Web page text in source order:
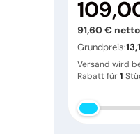
91,60 € netto
Grundpreis:
Versand wird
Rabatt für1